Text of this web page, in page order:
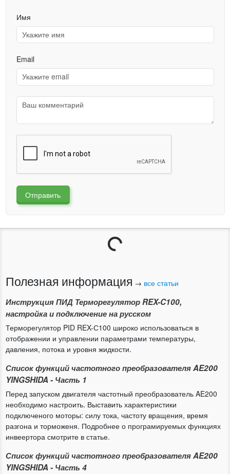
Имя
Email
Отправить
Загрузка...
Полезная информация → все статьи
Инструкция ПИД Терморегулятор REX-C100,
настройка и подключение на русском
Терморегулятор PID REX-С100 широко использоваться в
отображении и управлении параметрами температуры,
давления, потока и уровня жидкости.
Список функций частотного преобразователя AE200
YINGSHIDA - Часть 1
Перед запуском двигателя частотный преобразователь AE200
необходимо настроить. Выставить характеристики
подключеного моторы: силу тока, частоту вращения, время
разгона и торможеня. Подробнее о програмируемых функциях
инвеертора смотрите в статье.
Список функций частотного преобразователя AE200
YINGSHIDA - Часть 4